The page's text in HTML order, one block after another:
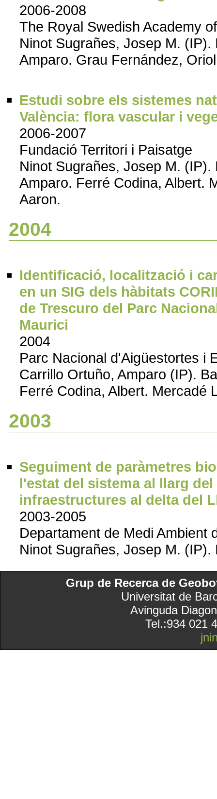
2006-2008
The Royal Swedish Academy
Ninot Sugrañes, Josep M.
Amparo. Grau Fernández,
Estudi sobre els sistemes
València: flora vascular i
2006-2007
Fundació Territori i Paisatge
Ninot Sugrañes, Josep M.
Amparo. Ferré Codina, Albert.
Aaron.
2004
Identificació, localització i
en un SIG dels hàbitats
de Trescuro del Parc
Maurici
2004
Parc Nacional d'Aigüestortes i
Carrillo Ortuño, Amparo (IP).
Ferré Codina, Albert. Mercadé
2003
Seguiment de paràmetres
l'estat del sistema al llarg
infraestructures al delta del
2003-2005
Departament de Medi Ambient
Ninot Sugrañes, Josep M. (IP).
Grup de Recerca de
Universitat de
Avinguda
Tel.:934 021